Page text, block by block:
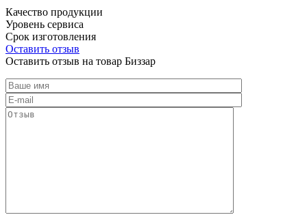
Качество продукции
Уровень сервиса
Срок изготовления
Оставить отзыв
Оставить отзыв на товар Биззар